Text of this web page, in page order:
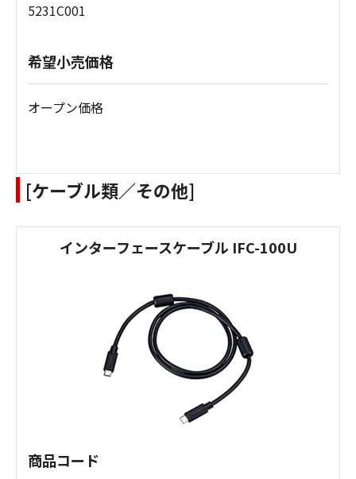
5231C001
希望小売価格
オープン価格
[ケーブル類／その他]
インターフェースケーブル IFC-100U
商品コード